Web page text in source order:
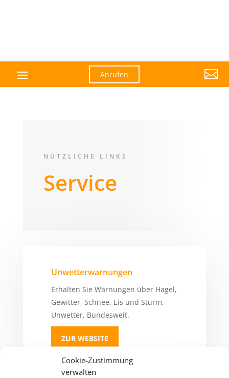
Cookie-Zustimmung
verwalten
Anrufen 
NÜTZLICHE LINKS
Service
Unwetterwarnungen
Erhalten Sie Warnungen über Hagel,
Gewitter, Schnee, Eis und Sturm,
Unwetter, Bundesweit.
ZUR WEBSITE